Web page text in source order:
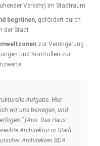
Verkehr) im Stadtraum
begrünen, gefördert durch
der Stadt
zur Verringerung
und Kontrollen zur
Aufgabe. Hier
wir uns bewegen, und
(Aus: Das Haus
Architektur in Stadt
Architekten BDA